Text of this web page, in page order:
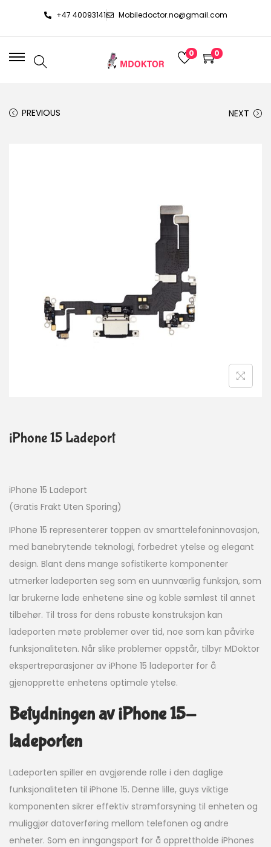
+47 40093141 Mobiledoctor.no@gmail.com
0 0
PREVIOUS NEXT
iPhone 15 Ladeport
iPhone 15 Ladeport
(Gratis Frakt Uten Sporing)
IPhone 15 representerer toppen av smarttelefoninnovasjon,
med banebrytende teknologi, forbedret ytelse og elegant
design. Blant dens mange sofistikerte komponenter
utmerker ladeporten seg som en uunnværlig funksjon, som
lar brukerne lade enhetene sine og koble sømløst til annet
tilbehør. Til tross for dens robuste konstruksjon kan
ladeporten møte problemer over tid, noe som kan påvirke
funksjonaliteten. Når slike problemer oppstår, tilbyr MDoktor
ekspertreparasjoner av iPhone 15 ladeporter for å
gjenopprette enhetens optimale ytelse.
Betydningen av iPhone 15-
ladeporten
Ladeporten spiller en avgjørende rolle i den daglige
funksjonaliteten til iPhone 15. Denne lille, guys viktige
komponenten sikrer effektiv strømforsyning til enheten og
muliggjør datoverføring mellom telefonen og andre
enheter. Som en inngangsport for å opprettholde iPhones